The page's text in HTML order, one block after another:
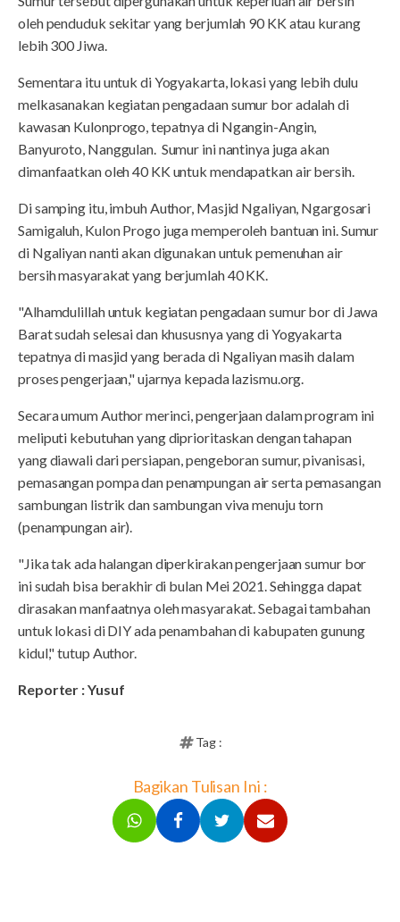
oleh penduduk sekitar yang berjumlah 90 KK atau kurang
lebih 300 Jiwa.
Sementara itu untuk di Yogyakarta, lokasi yang lebih dulu
melkasanakan kegiatan pengadaan sumur bor adalah di
kawasan Kulonprogo, tepatnya di Ngangin-Angin,
Banyuroto, Nanggulan. Sumur ini nantinya juga akan
dimanfaatkan oleh 40 KK untuk mendapatkan air bersih.
Di samping itu, imbuh Author, Masjid Ngaliyan, Ngargosari
Samigaluh, Kulon Progo juga memperoleh bantuan ini. Sumur
di Ngaliyan nanti akan digunakan untuk pemenuhan air
bersih masyarakat yang berjumlah 40 KK.
"Alhamdulillah untuk kegiatan pengadaan sumur bor di Jawa
Barat sudah selesai dan khususnya yang di Yogyakarta
tepatnya di masjid yang berada di Ngaliyan masih dalam
proses pengerjaan," ujarnya kepada lazismu.org.
Secara umum Author merinci, pengerjaan dalam program ini
meliputi kebutuhan yang diprioritaskan dengan tahapan
yang diawali dari persiapan, pengeboran sumur, pivanisasi,
pemasangan pompa dan penampungan air serta pemasangan
sambungan listrik dan sambungan viva menuju torn
(penampungan air).
"Jika tak ada halangan diperkirakan pengerjaan sumur bor
ini sudah bisa berakhir di bulan Mei 2021. Sehingga dapat
dirasakan manfaatnya oleh masyarakat. Sebagai tambahan
untuk lokasi di DIY ada penambahan di kabupaten gunung
kidul," tutup Author.
Reporter : Yusuf
Tag :
Bagikan Tulisan Ini :